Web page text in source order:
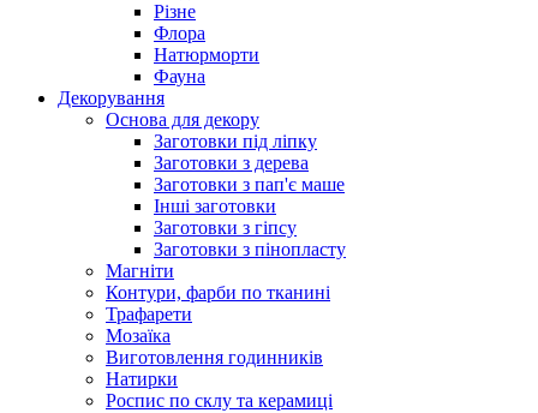
Різне
Флора
Натюрморти
Фауна
Декорування
Основа для декору
Заготовки під ліпку
Заготовки з дерева
Заготовки з пап'є маше
Інші заготовки
Заготовки з гіпсу
Заготовки з пінопласту
Магніти
Контури, фарби по тканині
Трафарети
Мозаїка
Виготовлення годинників
Натирки
Роспис по склу та керамиці